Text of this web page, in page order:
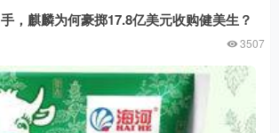
，麒麟为何豪掷17.8亿美元收购健美生？
3507